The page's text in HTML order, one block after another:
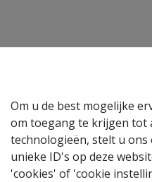
Om u de best mogelijke
om toegang te krijgen tot
technologieën, stelt u
unieke ID's op deze
'cookies' of 'cookie